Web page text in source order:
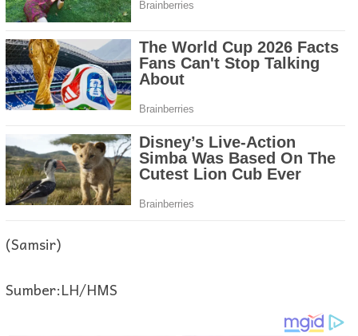
(Samsir)
Sumber:LH/HMS